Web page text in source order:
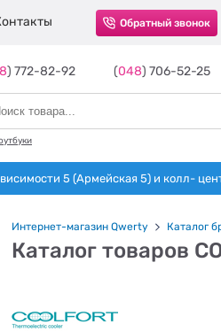
Обратный звонок
) 772-82-92 (048) 706-52-25
5 (Армейская 5) и колл-
Интернет-магазин Qwerty Каталог
Каталог товаров